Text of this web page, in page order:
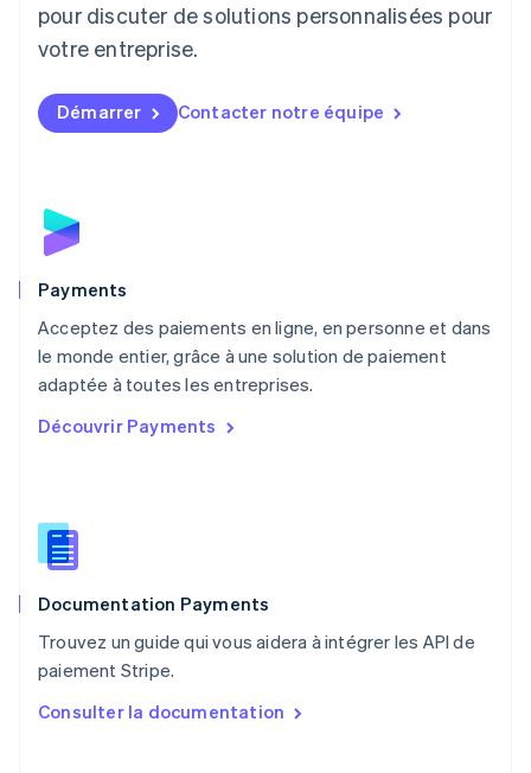
pour discuter de solutions personnalisées pour
votre entreprise.
Démarrer Contacter notre équipe
Payments
Acceptez des paiements en ligne, en personne et dans
le monde entier, grâce à une solution de paiement
adaptée à toutes les entreprises.
Découvrir Payments
Documentation Payments
Trouvez un guide qui vous aidera à intégrer les API de
paiement Stripe.
Consulter la documentation
Luxembourg
FrançaisDeutschEnglish
English简体中文
Malte
Norvège
English
English
NederlandsEnglish
Pologne
English
PortuguêsEnglish
English
Roumanie
Royaume-Uni
Singapour
English 简体中文
English